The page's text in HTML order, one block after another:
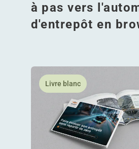
à pas vers
d'entrepôt en
Livre blanc
En savoir plus